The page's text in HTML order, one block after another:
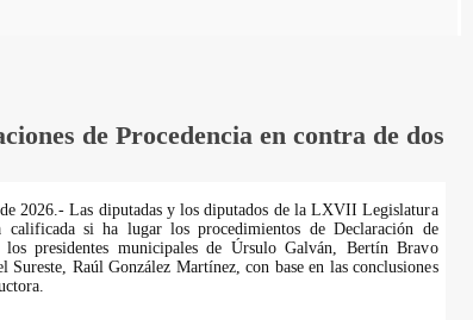
de Procedencia en contra de dos
2026.- Las diputadas y los diputados de la LXVII Legislatura
calificada si ha lugar los procedimientos de Declaración de
los presidentes municipales de Úrsulo Galván, Bertín Bravo
Raúl González Martínez, con base en las conclusiones